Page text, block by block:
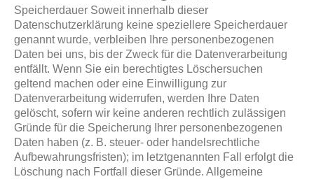
Speicherdauer Soweit innerhalb dieser
Datenschutzerklärung keine speziellere Speicherdauer
genannt wurde, verbleiben Ihre personenbezogenen
Daten bei uns, bis der Zweck für die Datenverarbeitung
entfällt. Wenn Sie ein berechtigtes Löschersuchen
geltend machen oder eine Einwilligung zur
Datenverarbeitung widerrufen, werden Ihre Daten
gelöscht, sofern wir keine anderen rechtlich zulässigen
Gründe für die Speicherung Ihrer personenbezogenen
Daten haben (z. B. steuer- oder handelsrechtliche
Aufbewahrungsfristen); im letztgenannten Fall erfolgt die
Löschung nach Fortfall dieser Gründe. Allgemeine